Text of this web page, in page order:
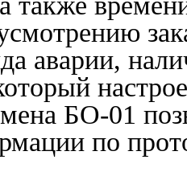
аварии,
БО-01
по